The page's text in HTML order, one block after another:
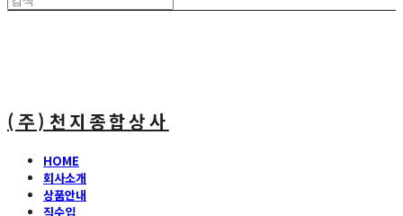
(주)천지종합상사
HOME
회사소개
상품안내
직수입